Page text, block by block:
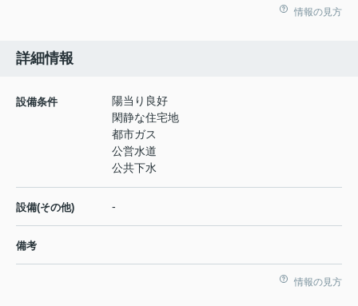
情報の見方
詳細情報
設備条件
陽当り良好
閑静な住宅地
都市ガス
公営水道
公共下水
設備(その他) -
備考
情報の見方